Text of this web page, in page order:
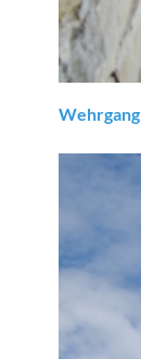
Wehrgang